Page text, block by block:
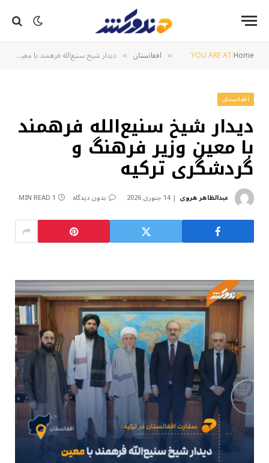
YOU ARE AT:Home
» افغانستان » دیدار شیخ سنیع‌الله فرهمند با معین وزیر فرهنگ و گردشگری ترکیه
افغانستان
دیدار شیخ سنیع‌الله فرهمند
با معین وزیر فرهنگ و
گردشگری ترکیه
عبدالظاهر هروی 14 جنوری 2026 بدون دیدگاه 1 MIN READ